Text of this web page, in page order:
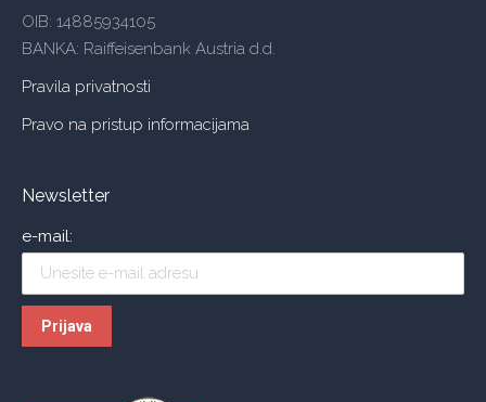
OIB: 14885934105
BANKA: Raiffeisenbank Austria d.d.
Pravila privatnosti
Pravo na pristup informacijama
Newsletter
e-mail: